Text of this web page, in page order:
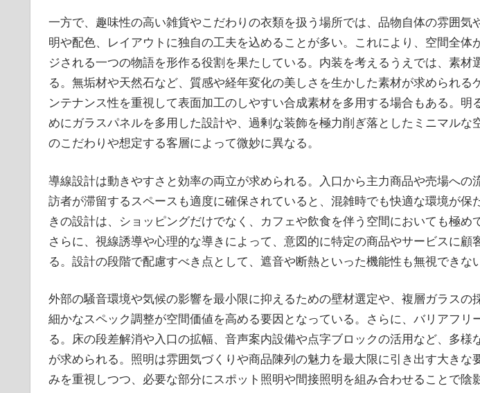
一方で、趣味性の高い雑貨やこだわりの衣類を扱う場所では、品物自体の雰囲気
明や配色、レイアウトに独自の工夫を込めることが多い。これにより、空間全体
ジされる一つの物語を形作る役割を果たしている。内装を考えるうえでは、素材
る。無垢材や天然石など、質感や経年変化の美しさを生かした素材が求められる
ンテナンス性を重視して表面加工のしやすい合成素材を多用する場合もある。明
めにガラスパネルを多用した設計や、過剰な装飾を極力削ぎ落としたミニマルな
のこだわりや想定する客層によって微妙に異なる。
導線設計は動きやすさと効率の両立が求められる。入口から主力商品や売場への
訪者が滞留するスペースも適度に確保されていると、混雑時でも快適な環境が保
きの設計は、ショッピングだけでなく、カフェや飲食を伴う空間においても極め
さらに、視線誘導や心理的な導きによって、意図的に特定の商品やサービスに顧
る。設計の段階で配慮すべき点として、遮音や断熱といった機能性も無視できない
外部の騒音環境や気候の影響を最小限に抑えるための壁材選定や、複層ガラスの
細かなスペック調整が空間価値を高める要因となっている。さらに、バリアフリ
る。床の段差解消や入口の拡幅、音声案内設備や点字ブロックの活用など、多様
が求められる。照明は雰囲気づくりや商品陳列の魅力を最大限に引き出す大きな
みを重視しつつ、必要な部分にスポット照明や間接照明を組み合わせることで陰